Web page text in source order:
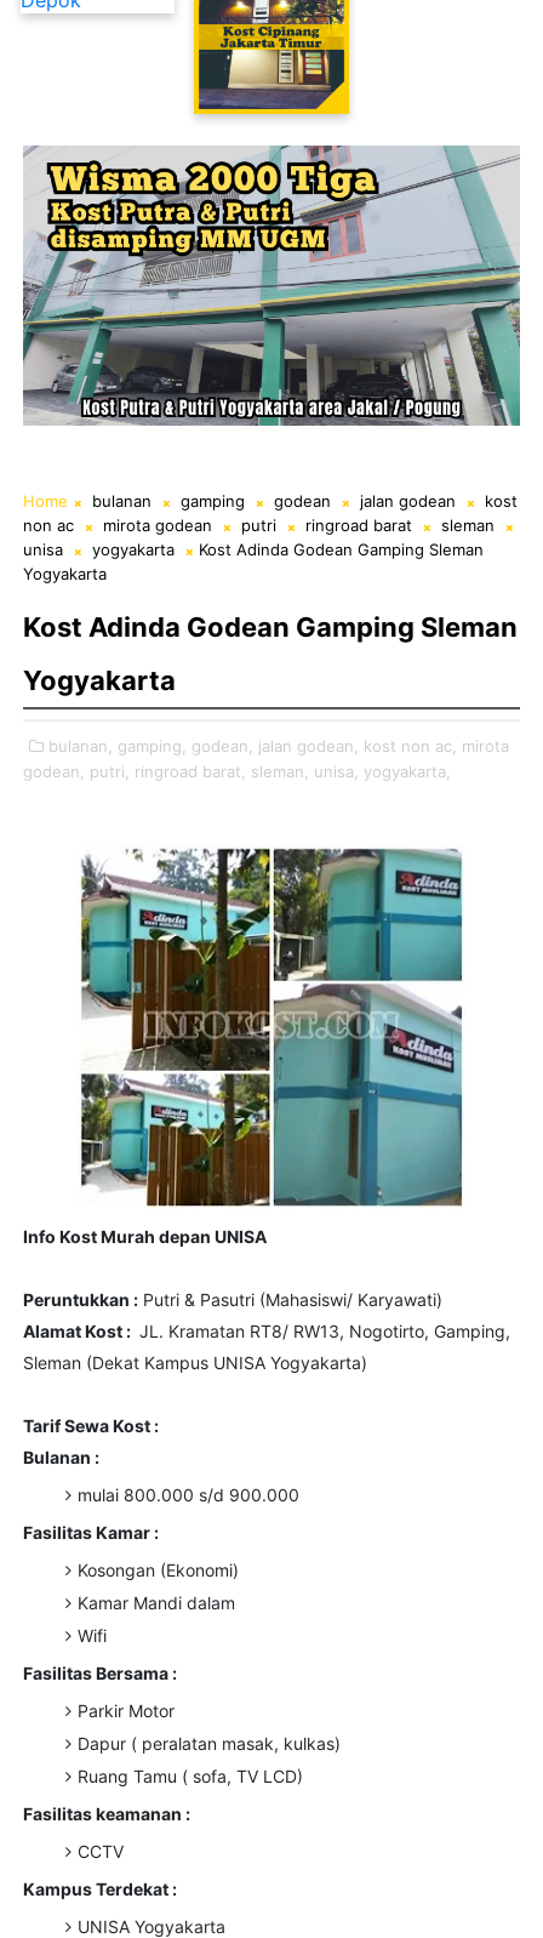
Kost Cipinang Jakarta Timur
Home bulanan gamping godean jalan godean
kost
non ac
mirota godean putri ringroad barat
sleman
unisa
yogyakarta
Kost Adinda Godean Gamping Sleman
Yogyakarta
Kost Adinda Godean Gamping Sleman
Yogyakarta
bulanan, gamping, godean, jalan godean, kost non ac, mirota
godean,
putri, ringroad barat, sleman, unisa, yogyakarta,
Info Kost Murah depan UNISA
Peruntukkan :Putri & Pasutri (Mahasiswi/ Karyawati)
Alamat Kost : JL. Kramatan RT8/ RW13, Nogotirto, Gamping,
Sleman (Dekat Kampus UNISA Yogyakarta)
Tarif Sewa Kost :
Bulanan :
mulai 800.000 s/d 900.000
Fasilitas Kamar :
Kosongan (Ekonomi)
Kamar Mandi dalam
Wifi
Fasilitas Bersama :
Parkir Motor
Dapur ( peralatan masak, kulkas)
Ruang Tamu ( sofa, TV LCD)
Fasilitas keamanan :
CCTV
Kampus Terdekat :
UNISA Yogyakarta